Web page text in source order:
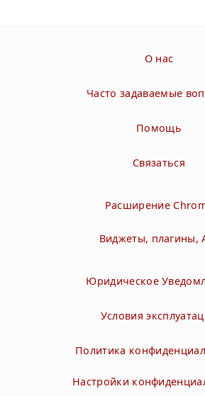
О нас
Часто задаваемые
Помощь
Связаться
Расширение
Виджеты, плагины,
Юридическое
Условия
Политика
Настройки